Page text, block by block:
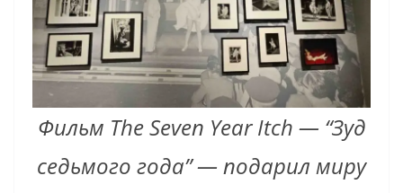
Фильм The Seven Year Itch — “Зуд
седьмого года” — подарил миру